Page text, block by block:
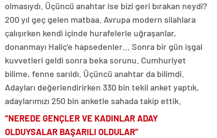
olmasıydı. Üçüncü anahtar ise bizi geri bırakan neydi?
200 yıl geç gelen matbaa. Avrupa modern silahlara
çalışırken kendi içinde hurafelerle uğraşanlar,
donanmayı Haliç’e hapsedenler… Sonra bir gün işgal
kuvvetleri geldi sonra beka sorunu. Cumhuriyet
bilime, fenne sarıldı. Üçüncü anahtar da bilimdi.
Adayları değerlendirirken 330 bin tekil anket yaptık,
adaylarımızı 250 bin anketle sahada takip ettik.
“NEREDE GENÇLER VE KADINLAR ADAY
OLDUYSALAR BAŞARILI OLDULAR”